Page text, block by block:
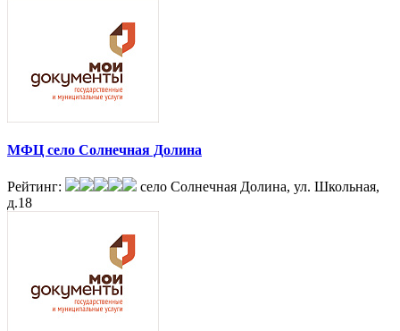
МФЦ село Солнечная Долина
Рейтинг:
село Солнечная Долина, ул. Школьная,
д.18